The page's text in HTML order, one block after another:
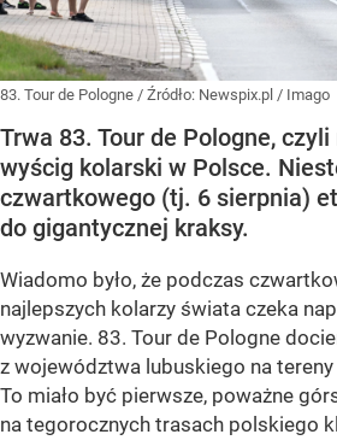
83. Tour de Pologne / Źródło: Newspix.pl / Imago
Trwa 83. Tour de Pologne,
wyścig kolarski w Polsce.
czwartkowego (tj. 6 sierpnia)
do gigantycznej kraksy.
Wiadomo było, że podczas
najlepszych kolarzy świata czeka
wyzwanie. 83. Tour de Pologne
z województwa lubuskiego na
To miało być pierwsze, poważne
na tegorocznych trasach polskiego